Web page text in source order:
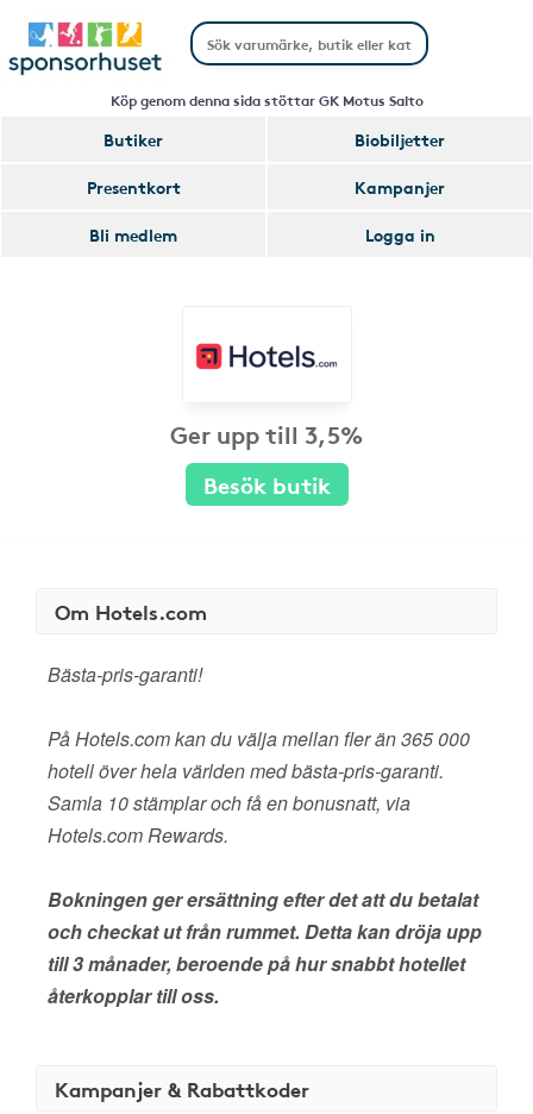
Köp genom denna sida stöttar GK Motus Salto
Butiker
Biobiljetter
Presentkort
Kampanjer
Bli medlem
Logga in
Ger upp till 3,5%
Besök butik
Om Hotels.com
Bästa-pris-garanti!
På Hotels.com kan du välja mellan fler än 365 000
hotell över hela världen med bästa-pris-garanti.
Samla 10 stämplar och få en bonusnatt, via
Hotels.com Rewards.
Bokningen ger ersättning efter det att du betalat
och checkat ut från rummet. Detta kan dröja upp
till 3 månader, beroende på hur snabbt hotellet
återkopplar till oss.
Kampanjer & Rabattkoder